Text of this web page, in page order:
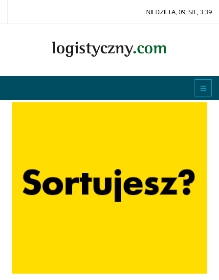
NIEDZIELA, 09, SIE, 3:39